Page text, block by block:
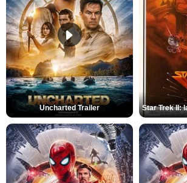
Uncharted Trailer